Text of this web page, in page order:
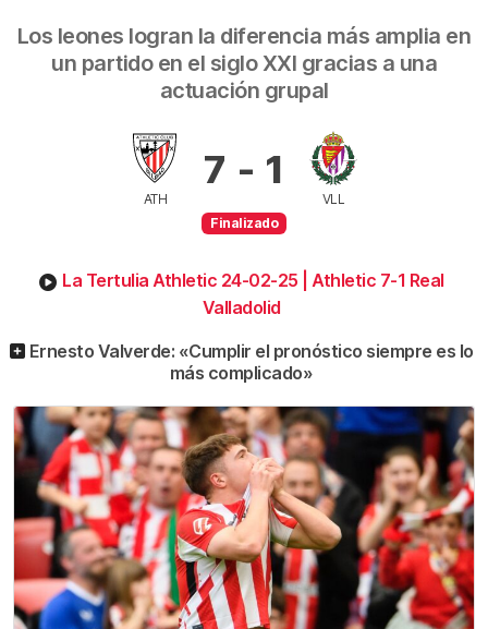
Los leones logran la diferencia más amplia en
un partido en el siglo XXI gracias a una
actuación grupal
ATH
7 - 1
VLL
Finalizado
La Tertulia Athletic 24-02-25 | Athletic 7-1 Real
Valladolid
Ernesto Valverde: «Cumplir el pronóstico siempre es lo
más complicado»